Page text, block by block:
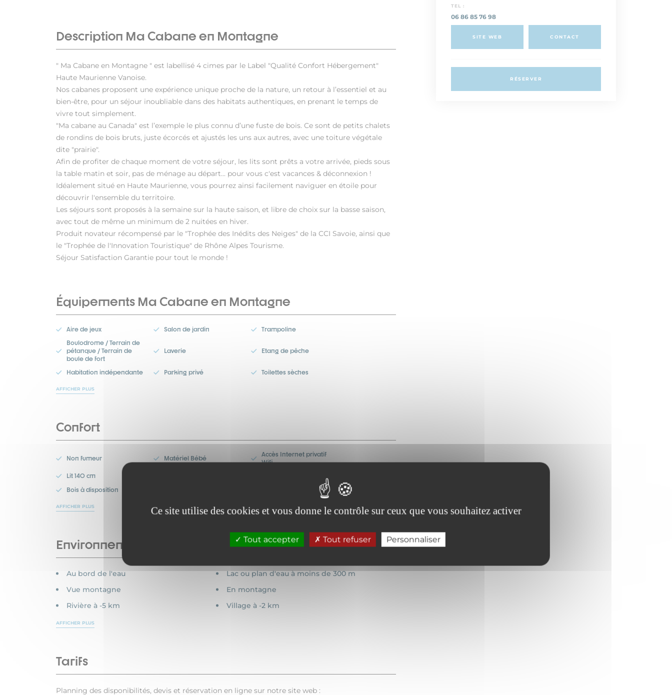
Ce site utilise des cookies et vous donne le contrôle sur ceux que vous souhaitez activer
Tout accepter Tout refuser Personnaliser
Description Ma Cabane en Montagne
" Ma Cabane en Montagne " est labellisé 4 cimes par le Label "Qualité Confort Hébergement"
Haute Maurienne Vanoise.
Nos cabanes proposent une expérience unique proche de la nature, un retour à l’essentiel et au
bien-être, pour un séjour inoubliable dans des habitats authentiques, en prenant le temps de
vivre tout simplement.
"Ma cabane au Canada" est l’exemple le plus connu d’une fuste de bois. Ce sont de petits chalets
de rondins de bois bruts, juste écorcés et ajustés les uns aux autres, avec une toiture végétale
dite "prairie".
Afin de profiter de chaque moment de votre séjour, les lits sont prêts a votre arrivée, pieds sous
la table matin et soir, pas de ménage au départ... pour vous c'est vacances & déconnexion !
Idéalement situé en Haute Maurienne, vous pourrez ainsi facilement naviguer en étoile pour
découvrir l'ensemble du territoire.
Les séjours sont proposés à la semaine sur la haute saison, et libre de choix sur la basse saison,
avec tout de même un minimum de 2 nuitées en hiver.
Produit novateur récompensé par le "Trophée des Inédits des Neiges" de la CCI Savoie, ainsi que
le "Trophée de l'Innovation Touristique" de Rhône Alpes Tourisme.
Séjour Satisfaction Garantie pour tout le monde !
Équipements Ma Cabane en Montagne
Aire de jeux Salon de jardin
Trampoline
Boulodrome / Terrain de
pétanque / Terrain de
boule de fort
Laverie Etang de pêche
Habitation indépendante Parking privé Toilettes sèches
AFFICHER PLUS
Confort
Non fumeur Matériel Bébé
Accès Internet privatif
Wifi
Lit 140 cm
Bois à disposition
AFFICHER PLUS
Environnements
Au bord de l'eau
Lac ou plan d'eau à moins de 300 m
Vue montagne
En montagne
Rivière à -5 km
Village à -2 km
AFFICHER PLUS
Tarifs
Planning des disponibilités, devis et réservation en ligne sur notre site web :
TEL :
06 86 85 76 98
SITE WEB CONTACT
RÉSERVER